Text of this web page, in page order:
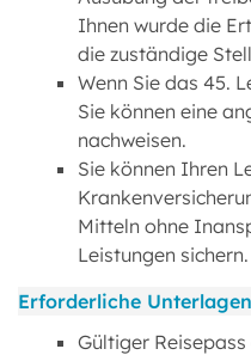
Ihnen wurde die
die zuständige
Wenn Sie das 45.
Sie können eine
nachweisen.
Sie können Ihren
Mitteln ohne
Leistungen sichern.
Erforderliche Unterlagen
Gültiger